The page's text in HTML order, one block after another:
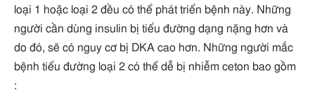
loại 1 hoặc loại 2 đều có thể phát triển bệnh này. Những
người cần dùng insulin bị tiểu đường dạng nặng hơn và
do đó, sẽ có nguy cơ bị DKA cao hơn. Những người mắc
bệnh tiểu đường loại 2 có thể dễ bị nhiễm ceton bao gồm
: